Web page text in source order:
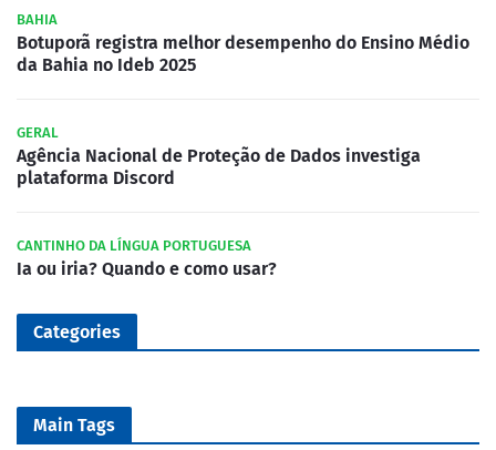
BAHIA
Botuporã registra melhor desempenho do Ensino Médio
da Bahia no Ideb 2025
GERAL
Agência Nacional de Proteção de Dados investiga
plataforma Discord
CANTINHO DA LÍNGUA PORTUGUESA
Ia ou iria? Quando e como usar?
Categories
Main Tags